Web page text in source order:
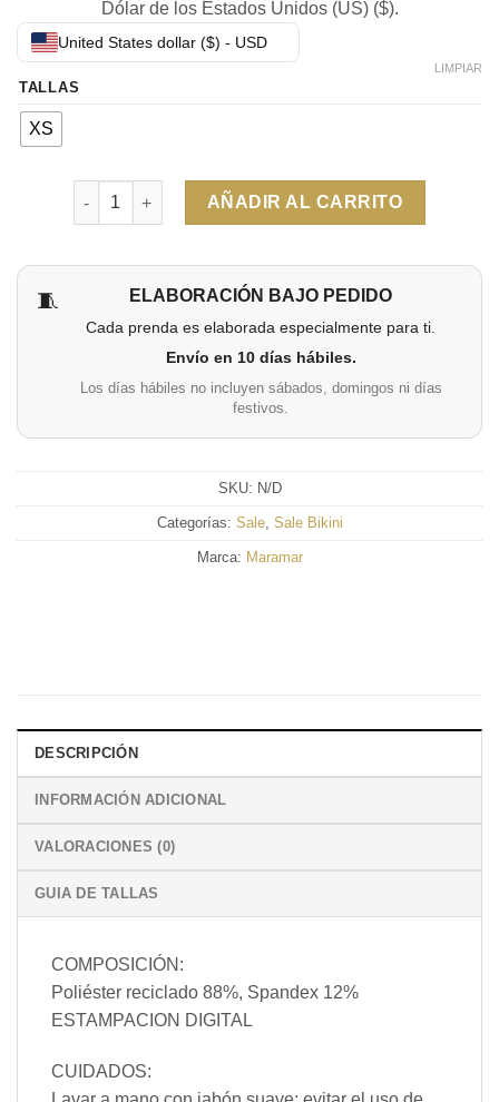
Dólar de los Estados Unidos (US) ($).
United States dollar ($) - USD
TALLAS
XS
LIMPIAR
Cantidad
AÑADIR AL CARRITO
🧵 ELABORACIÓN BAJO PEDIDO
Cada prenda es elaborada especialmente para ti.
Envío en 10 días hábiles.
Los días hábiles no incluyen sábados, domingos ni días
festivos.
SKU: N/D
Categorías: Sale, Sale Bikini
Marca: Maramar
DESCRIPCIÓN
INFORMACIÓN ADICIONAL
VALORACIONES (0)
GUIA DE TALLAS
COMPOSICIÓN:
Poliéster reciclado 88%, Spandex 12%
ESTAMPACION DIGITAL
CUIDADOS: